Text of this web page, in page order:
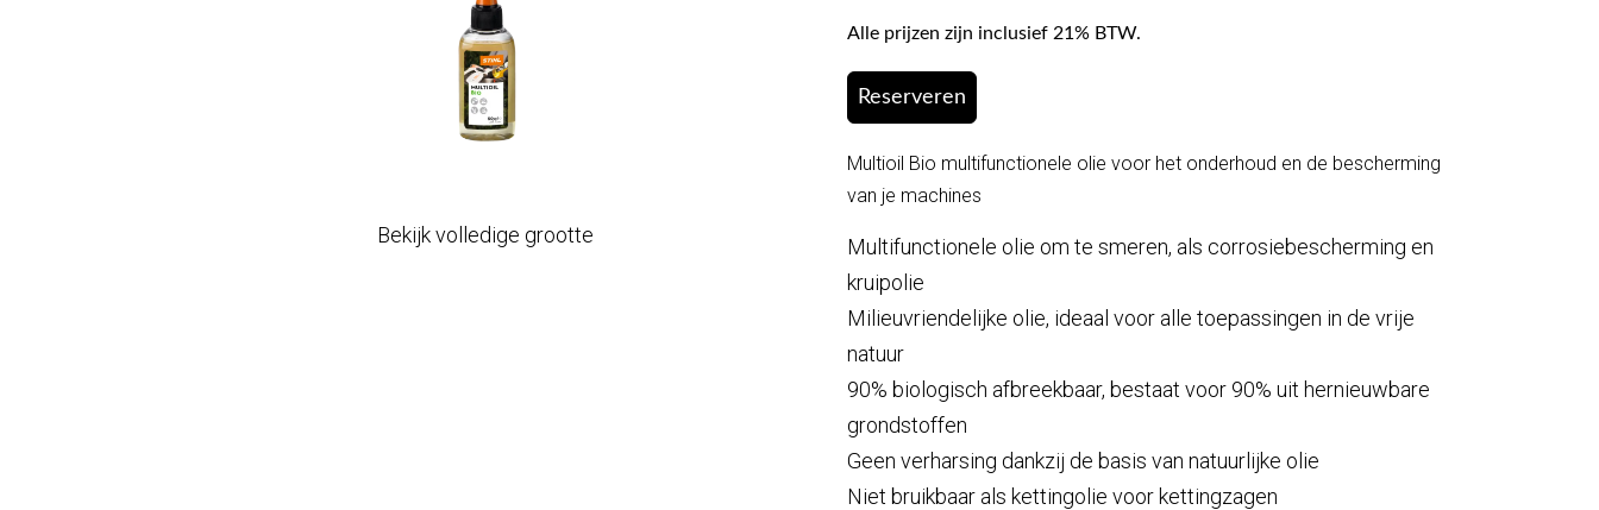
Bekijk volledige grootte
Alle prijzen zijn inclusief 21% BTW.
Reserveren
Multioil Bio multifunctionele olie voor het onderhoud en de bescherming
van je machines
Multifunctionele olie om te smeren, als corrosiebescherming en
kruipolie
Milieuvriendelijke olie, ideaal voor alle toepassingen in de vrije
natuur
90% biologisch afbreekbaar, bestaat voor 90% uit hernieuwbare
grondstoffen
Geen verharsing dankzij de basis van natuurlijke olie
Niet bruikbaar als kettingolie voor kettingzagen